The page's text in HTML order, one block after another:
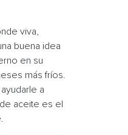
viva,
buena idea
en su
más fríos.
a
aceite es el